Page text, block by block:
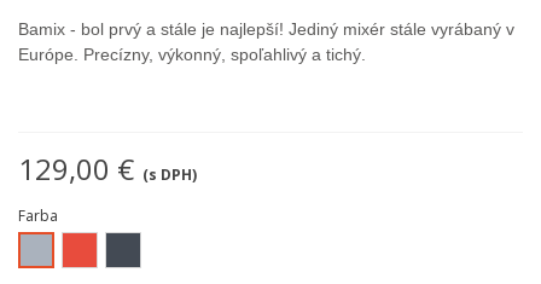
Bamix - bol prvý a stále je najlepší! Jediný mixér stále vyrábaný v
Európe. Precízny, výkonný, spoľahlivý a tichý.
129,00 € (s DPH)
Farba